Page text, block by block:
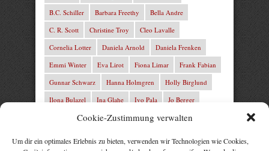
Cookie-Zustimmung verwalten
Um dir ein optimales Erlebnis zu bieten, verwenden wir Technologien wie Cookies,
B.C. Schiller
Barbara Freethy
Bella Andre
C. R. Scott
Christine Troy
Cleo Lavalle
Cornelia Lotter
Daniela Arnold
Daniela Frenken
Emmi Winter
Eva Lirot Fiona Limar
Frank Fabian
Gunnar Schwarz
Hanna Holmgren
Holly Birglund
Ilona Bulazel
Ina Glahe Ivo Pala
Jo Berger
Josefine Weiss
Josie Charles
Karin Lindberg